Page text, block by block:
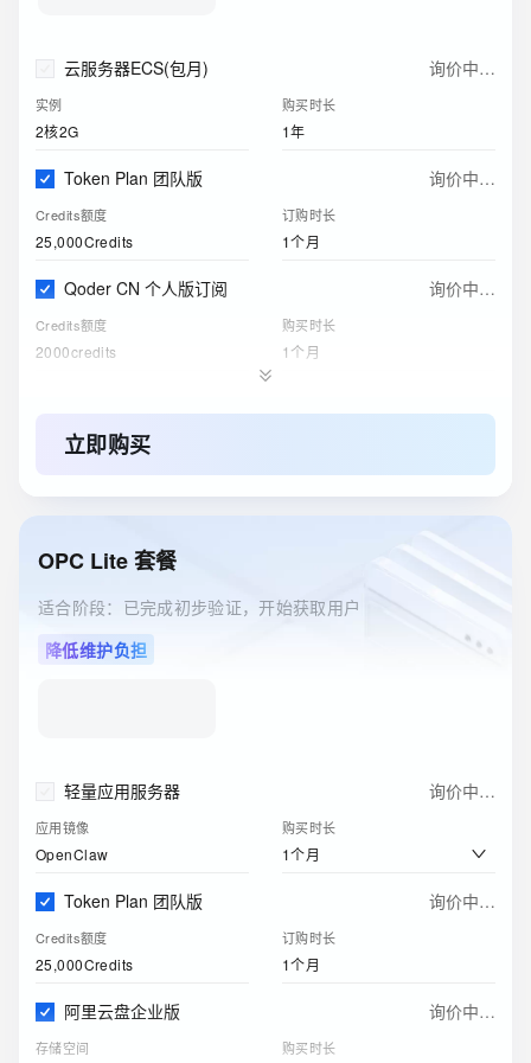
云服务器ECS(包月) 询价中…
实例
2核2G
购买时长
1年
Token Plan 团队版 询价中…
Credits额度
25,000Credits
订购时长
1个月
Qoder CN 个人版订阅 询价中…
Credits额度
2000credits
购买时长
1个月
存储空间
免费版
立即购买
OPC Lite 套餐
适合阶段：已完成初步验证，开始获取用户
降低维护负担
轻量应用服务器 询价中…
应用镜像
OpenClaw
购买时长
1个月
Token Plan 团队版 询价中…
Credits额度
25,000Credits
订购时长
1个月
阿里云盘企业版 询价中…
存储空间 购买时长